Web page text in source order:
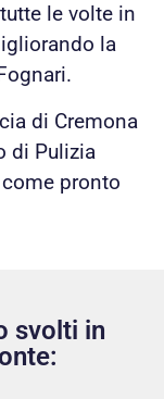
le volte in
la
di Cremona
di Pulizia
pronto
svolti in